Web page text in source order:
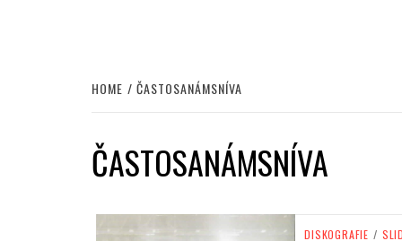
HOME ČASTOSANÁMSNÍVA
ČASTOSANÁMSNÍVA
DISKOGRAFIE /